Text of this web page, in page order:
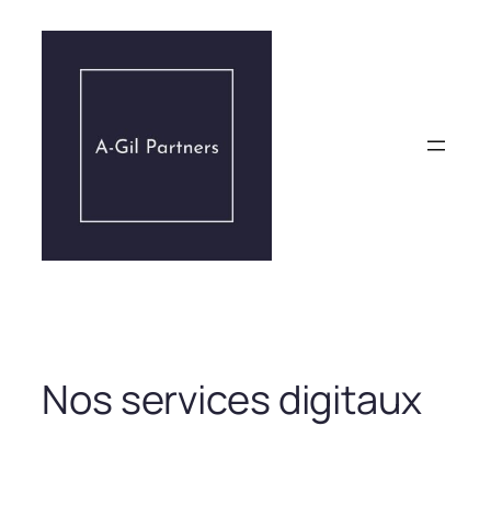
contenu
Nos services digitaux